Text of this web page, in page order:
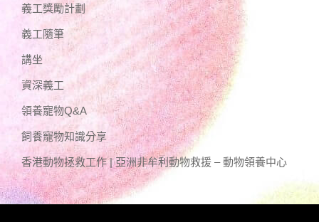
義工獎勵計劃
義工隨筆
講坐
資深義工
領養寵物Q&A
飼養寵物知識分享
香港動物拯救工作 | 亞洲非牟利動物救援 – 動物領養中心